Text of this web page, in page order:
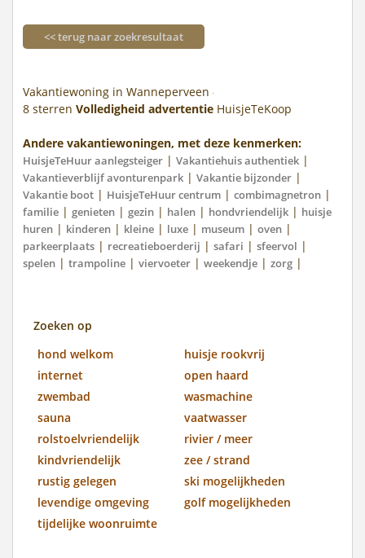
<< terug naar zoekresultaat
Vakantiewoning in Wanneperveen
8 sterren Volledigheid advertentie HuisjeTeKoop
Andere vakantiewoningen, met deze kenmerken:
HuisjeTeHuur aanlegsteiger | Vakantiehuis authentiek |
Vakantieverblijf avonturenpark | Vakantie bijzonder |
Vakantie boot | HuisjeTeHuur centrum | combimagnetron |
familie | genieten | gezin | halen | hondvriendelijk | huisje
huren | kinderen | kleine | luxe | museum | oven |
parkeerplaats | recreatieboerderij | safari | sfeervol |
spelen | trampoline | viervoeter | weekendje | zorg |
Zoeken op
hond welkom
huisje rookvrij
internet
open haard
zwembad
wasmachine
sauna
vaatwasser
rolstoelvriendelijk
rivier / meer
kindvriendelijk
zee / strand
rustig gelegen
ski mogelijkheden
levendige omgeving
golf mogelijkheden
tijdelijke woonruimte